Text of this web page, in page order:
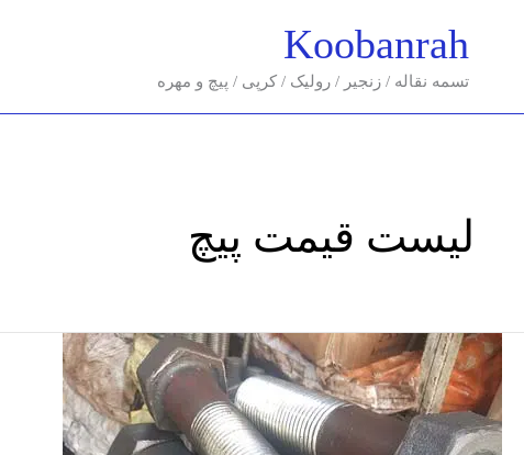
Koobanrah
تسمه نقاله / زنجیر / رولیک / کرپی / پیچ و مهره
لیست قیمت پیچ
قیمت
پیچ-
قیمت
پیچ